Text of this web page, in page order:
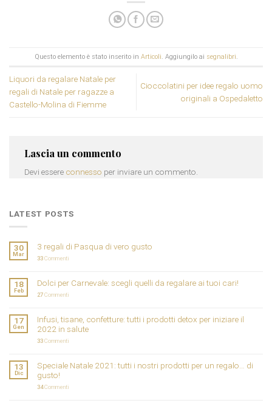
Questo elemento è stato inserito in Articoli . Aggiungilo ai segnalibri
Liquori da regalare Natale per
regali di Natale per ragazze a
Castello-Molina di Fiemme
Cioccolatini per idee regalo uomo
originali a Ospedaletto
Lascia un commento
Devi essere connesso per inviare un commento.
LATEST POSTS
30
Mar
3 regali di Pasqua di vero gusto
33Commenti
18
Feb
Dolci per Carnevale: scegli quelli da regalare ai tuoi cari!
27Commenti
17
Gen
Infusi, tisane, confetture: tutti i prodotti detox per iniziare il
2022 in salute
33Commenti
13
Dic
Speciale Natale 2021: tutti i nostri prodotti per un regalo… di
gusto!
34Commenti